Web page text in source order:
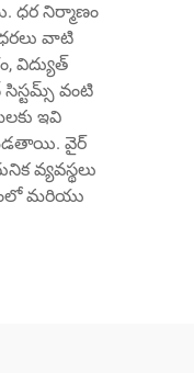
ధర నిర్మాణం
వాటి
విద్యుత్
వంటి
ఇవి
వైర్
వ్యవస్థలు
మరియు